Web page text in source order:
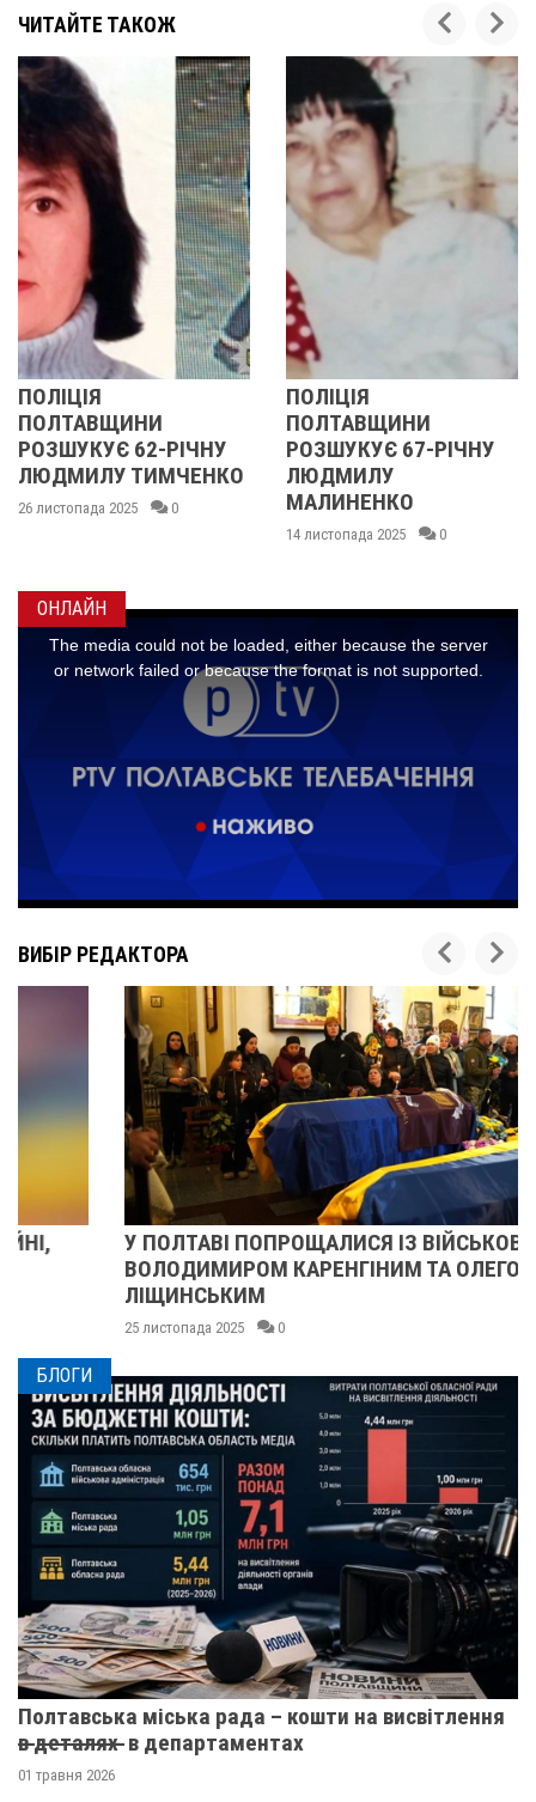
ЧИТАЙТЕ ТАКОЖ
ПОЛІЦІЯ
ПОЛТАВЩИНИ
РОЗШУКУЄ 62-РІЧНУ
ЛЮДМИЛУ ТИМЧЕНКО
26 листопада 2025 0
ПОЛІЦІЯ
ПОЛТАВЩИНИ
РОЗШУКУЄ 67-РІЧНУ
ЛЮДМИЛУ
МАЛИНЕНКО
14 листопада 2025 0
ОНЛАЙН
ВИБІР РЕДАКТОРА
У ПОЛТАВІ ПОПРОЩАЛИСЯ ІЗ ВІЙСЬКОВИМИ
ВОЛОДИМИРОМ КАРЕНГІНИМ ТА ОЛЕГОМ
ЛІЩИНСЬКИМ
25 листопада 2025 0
БЛОГИ
Полтавська міська рада – кошти на висвітлення
в̶ ̶д̶е̶т̶а̶л̶я̶х̶ ̶ в департаментах
01 травня 2026